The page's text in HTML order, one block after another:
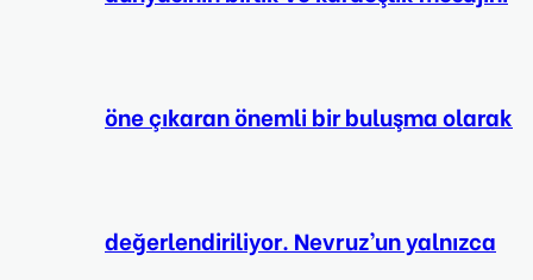
öne çıkaran önemli bir buluşma olarak
değerlendiriliyor. Nevruz’un yalnızca